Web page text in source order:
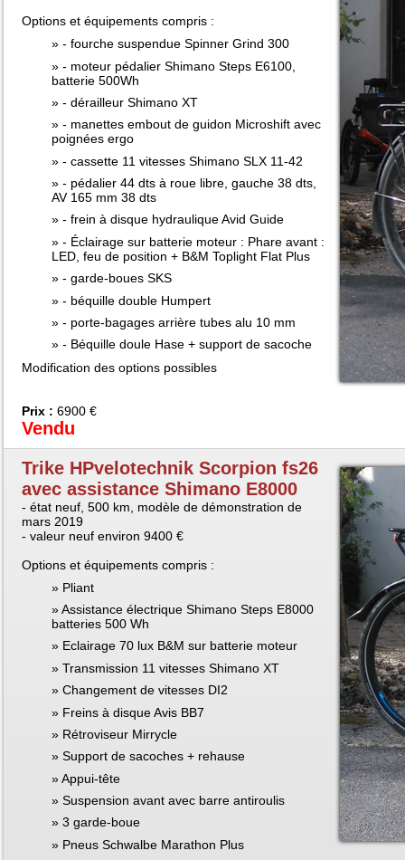
Options et équipements compris :
- fourche suspendue Spinner Grind 300
- moteur pédalier Shimano Steps E6100,
batterie 500Wh
- dérailleur Shimano XT
- manettes embout de guidon Microshift avec
poignées ergo
- cassette 11 vitesses Shimano SLX 11-42
- pédalier 44 dts à roue libre, gauche 38 dts,
AV 165 mm 38 dts
- frein à disque hydraulique Avid Guide
- Éclairage sur batterie moteur : Phare avant :
LED, feu de position + B&M Toplight Flat Plus
- garde-boues SKS
- béquille double Humpert
- porte-bagages arrière tubes alu 10 mm
- Béquille doule Hase + support de sacoche
Modification des options possibles
Prix : 6900 €
Vendu
Trike HPvelotechnik Scorpion fs26
avec assistance Shimano E8000
- état neuf, 500 km, modèle de démonstration de
mars 2019
- valeur neuf environ 9400 €
Options et équipements compris :
Pliant
Assistance électrique Shimano Steps E8000
batteries 500 Wh
Eclairage 70 lux B&M sur batterie moteur
Transmission 11 vitesses Shimano XT
Changement de vitesses DI2
Freins à disque Avis BB7
Rétroviseur Mirrycle
Support de sacoches + rehause
Appui-tête
Suspension avant avec barre antiroulis
3 garde-boue
Pneus Schwalbe Marathon Plus